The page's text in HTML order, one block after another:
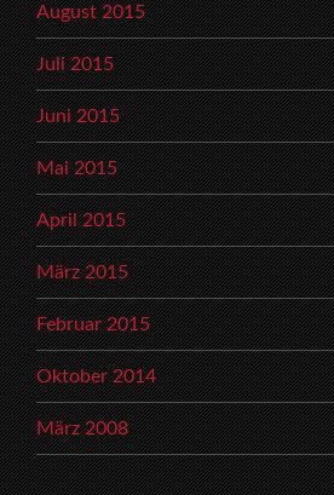
August 2015
Juli 2015
Juni 2015
Mai 2015
April 2015
März 2015
Februar 2015
Oktober 2014
März 2008